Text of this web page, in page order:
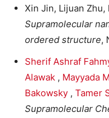
Xin Jin, Lijuan Zhu,
Supramolecular
ordered structure,
Sherif Ashraf
Alawak , Mayyada
Bakowsky , Tamer
Supramolecular